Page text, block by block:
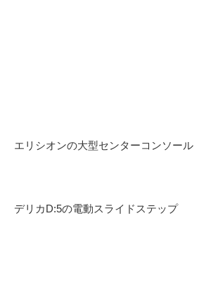
エリシオンの大型センターコンソール
デリカD:5の電動スライドステップ